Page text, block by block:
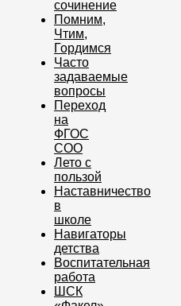
сочинение
Помним,
Чтим,
Гордимся
Часто
задаваемые
вопросы
Переход
на
ФГОС
СОО
Лето с
пользой
Наставничество
в
школе
Навигаторы
детства
Воспитательная
работа
ШСК